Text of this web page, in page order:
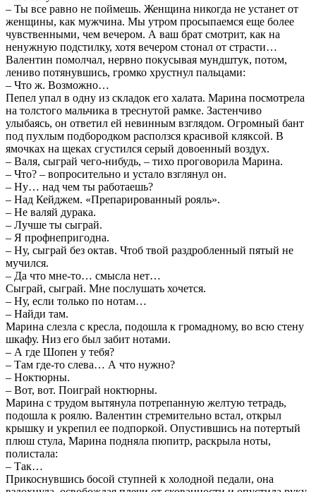
– Ты все равно не поймешь. Женщина никогда не устанет от
женщины, как мужчина. Мы утром просыпаемся еще более
чувственными, чем вечером. А ваш брат смотрит, как на
ненужную подстилку, хотя вечером стонал от страсти…
Валентин помолчал, нервно покусывая мундштук, потом,
лениво потянувшись, громко хрустнул пальцами:
– Что ж. Возможно…
Пепел упал в одну из складок его халата. Марина посмотрела
на толстого мальчика в треснутой рамке. Застенчиво
улыбаясь, он ответил ей невинным взглядом. Огромный бант
под пухлым подбородком расползся красивой кляксой. В
ямочках на щеках сгустился серый довоенный воздух.
– Валя, сыграй чего-нибудь, – тихо проговорила Марина.
– Что? – вопросительно и устало взглянул он.
– Ну… над чем ты работаешь?
– Над Кейджем. «Препарированный рояль».
– Не валяй дурака.
– Лучше ты сыграй.
– Я профнепригодна.
– Ну, сыграй без октав. Чтоб твой раздробленный пятый не
мучился.
– Да что мне-то… смысла нет…
Сыграй, сыграй. Мне послушать хочется.
– Ну, если только по нотам…
– Найди там.
Марина слезла с кресла, подошла к громадному, во всю стену
шкафу. Низ его был забит нотами.
– А где Шопен у тебя?
– Там где-то слева… А что нужно?
– Ноктюрны.
– Вот, вот. Поиграй ноктюрны.
Марина с трудом вытянула потрепанную желтую тетрадь,
подошла к роялю. Валентин стремительно встал, открыл
крышку и укрепил ее подпоркой. Опустившись на потертый
плюш стула, Марина подняла пюпитр, раскрыла ноты,
полистала:
– Так…
Прикоснувшись босой ступней к холодной педали, она